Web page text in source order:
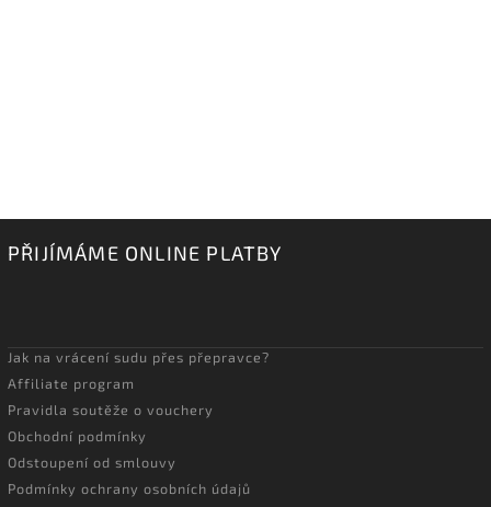
PŘIJÍMÁME ONLINE PLATBY
Jak na vrácení sudu přes přepravce?
Affiliate program
Pravidla soutěže o vouchery
Obchodní podmínky
Odstoupení od smlouvy
Podmínky ochrany osobních údajů